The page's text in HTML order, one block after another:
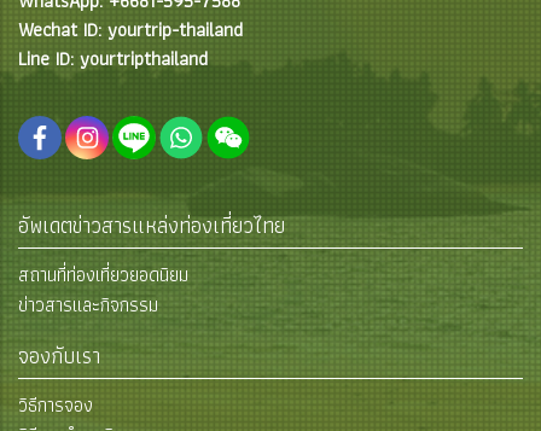
Wechat ID: yourtrip-thailand
Line ID: yourtripthailand
อัพเดตข่าวสารแหล่งท่องเที่ยวไทย
สถานที่ท่องเที่ยวยอดนิยม
ข่าวสารและกิจกรรม
จองกับเรา
วิธีการจอง